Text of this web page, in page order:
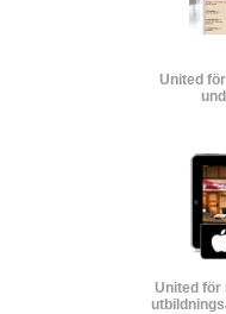
United
United för